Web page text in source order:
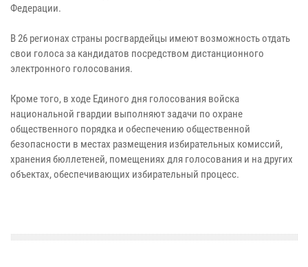
Федерации.
В 26 регионах страны росгвардейцы имеют возможность отдать
свои голоса за кандидатов посредством дистанционного
электронного голосования.
Кроме того, в ходе Единого дня голосования войска
национальной гвардии выполняют задачи по охране
общественного порядка и обеспечению общественной
безопасности в местах размещения избирательных комиссий,
хранения бюллетеней, помещениях для голосования и на других
объектах, обеспечивающих избирательный процесс.